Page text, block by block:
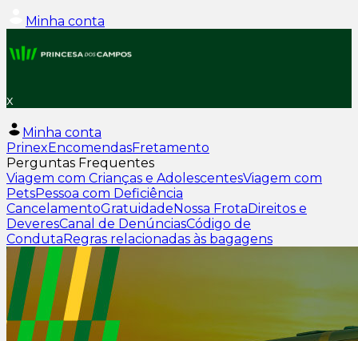
Minha conta
x
Minha conta
PrinexEncomendasFretamento
Perguntas Frequentes
Viagem com Crianças e AdolescentesViagem com
PetsPessoa com Deficiência
CancelamentoGratuidadeNossa FrotaDireitos e
DeveresCanal de DenúnciasCódigo de
CondutaRegras relacionadas às bagagens